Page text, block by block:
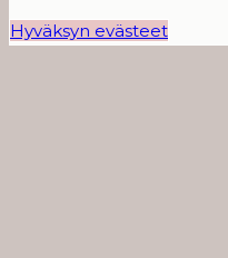
Hyväksyn evästeet